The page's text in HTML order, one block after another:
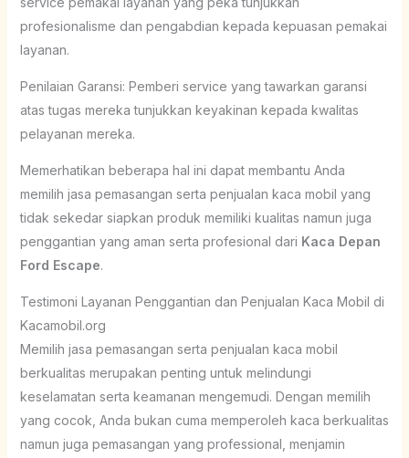
profesionalisme dan pengabdian kepada kepuasan pemakai
layanan.
Penilaian Garansi: Pemberi service yang tawarkan garansi
atas tugas mereka tunjukkan keyakinan kepada kwalitas
pelayanan mereka.
Memerhatikan beberapa hal ini dapat membantu Anda
memilih jasa pemasangan serta penjualan kaca mobil yang
tidak sekedar siapkan produk memiliki kualitas namun juga
penggantian yang aman serta profesional dari Kaca Depan
Ford Escape.
Testimoni Layanan Penggantian dan Penjualan Kaca Mobil di
Kacamobil.org
Memilih jasa pemasangan serta penjualan kaca mobil
berkualitas merupakan penting untuk melindungi
keselamatan serta keamanan mengemudi. Dengan memilih
yang cocok, Anda bukan cuma memperoleh kaca berkualitas
namun juga pemasangan yang professional, menjamin